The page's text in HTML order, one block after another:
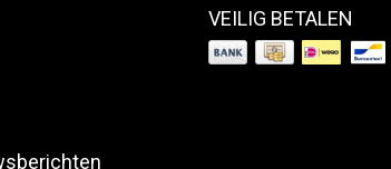
VEILIG BETALEN